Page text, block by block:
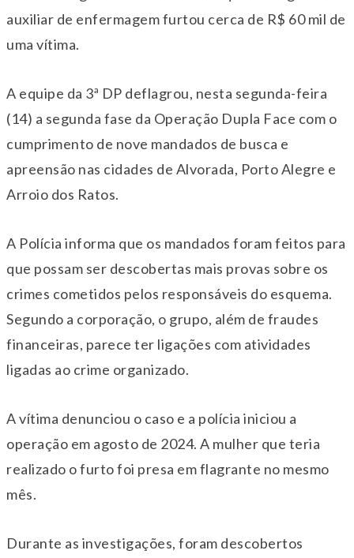
auxiliar de enfermagem furtou cerca de R$ 60 mil de
uma vítima.
A equipe da 3ª DP deflagrou, nesta segunda-feira
(14) a segunda fase da Operação Dupla Face com o
cumprimento de nove mandados de busca e
apreensão nas cidades de Alvorada, Porto Alegre e
Arroio dos Ratos.
A Polícia informa que os mandados foram feitos para
que possam ser descobertas mais provas sobre os
crimes cometidos pelos responsáveis do esquema.
Segundo a corporação, o grupo, além de fraudes
financeiras, parece ter ligações com atividades
ligadas ao crime organizado.
A vítima denunciou o caso e a polícia iniciou a
operação em agosto de 2024. A mulher que teria
realizado o furto foi presa em flagrante no mesmo
mês.
Durante as investigações, foram descobertos